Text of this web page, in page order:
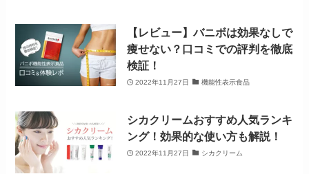
【レビュー】バニボは効果なしで
痩せない？口コミでの評判を徹底
検証！
2022年11月27日 機能性表示食品
シカクリームおすすめ人気ランキ
ング！効果的な使い方も解説！
2022年11月27日 シカクリーム